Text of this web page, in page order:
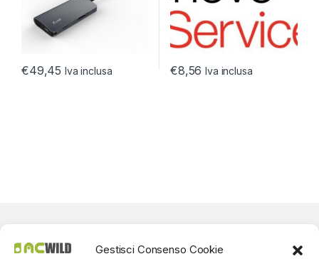
Gestisci Consenso Cookie
€49,45 Iva inclusa €8,56 Iva inclusa